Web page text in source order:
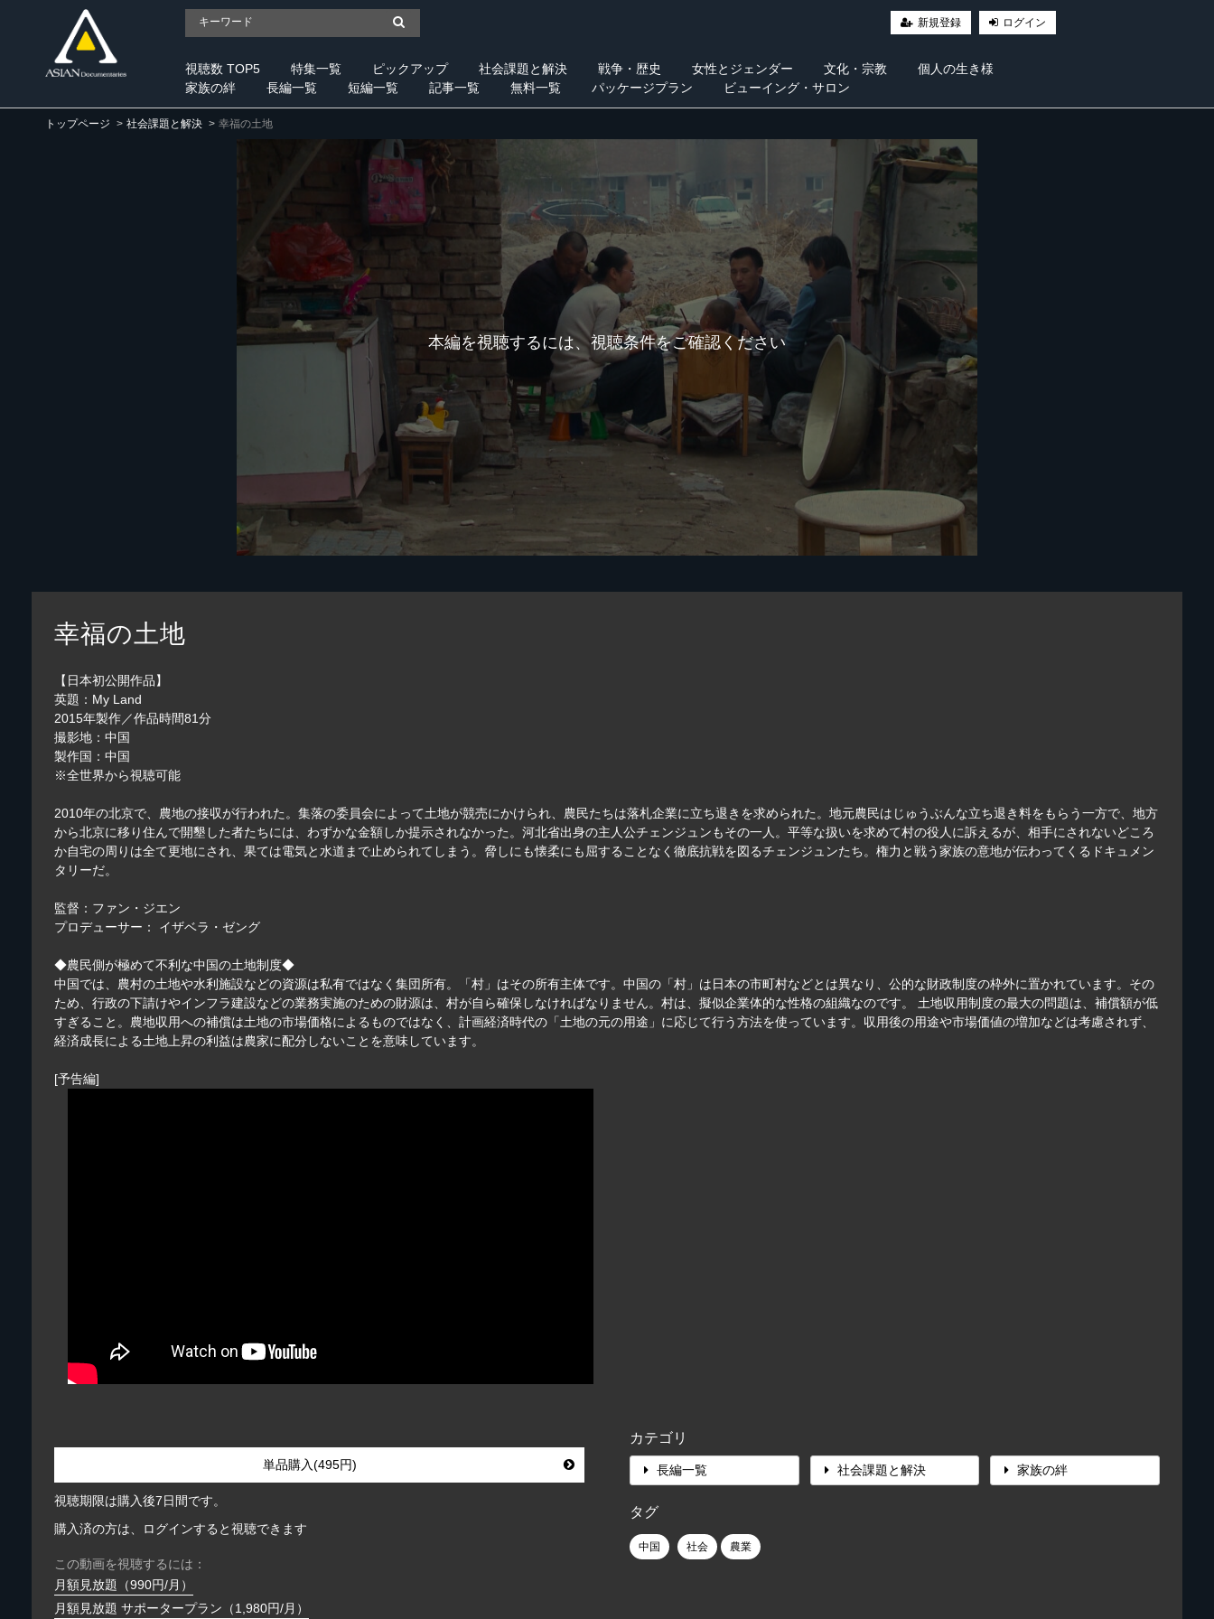
新規登録 ログイン
視聴数 TOP5 特集一覧 ピックアップ 社会課題と解決 戦争・歴史 女性とジェンダー 文化・宗教
個人の生き様
家族の絆
長編一覧 短編一覧 記事一覧 無料一覧 パッケージプラン ビューイング・サロン
トップページ 社会課題と解決 幸福の土地
本編を視聴するには、視聴条件をご確認ください
幸福の土地
【日本初公開作品】
英題：My Land
2015年製作／作品時間81分
撮影地：中国
製作国：中国
※全世界から視聴可能
2010年の北京で、農地の接収が行われた。集落の委員会によって土地が競売にかけられ、農民たちは落札企業に立ち退きを求められた。地元農民はじゅうぶんな立ち退き料をもらう一方で、地方
から北京に移り住んで開墾した者たちには、わずかな金額しか提示されなかった。河北省出身の主人公チェンジュンもその一人。平等な扱いを求めて村の役人に訴えるが、相手にされないどころ
か自宅の周りは全て更地にされ、果ては電気と水道まで止められてしまう。脅しにも懐柔にも屈することなく徹底抗戦を図るチェンジュンたち。権力と戦う家族の意地が伝わってくるドキュメン
タリーだ。
監督：ファン・ジエン
プロデューサー： イザベラ・ゼング
◆農民側が極めて不利な中国の土地制度◆
中国では、農村の土地や水利施設などの資源は私有ではなく集団所有。「村」はその所有主体です。中国の「村」は日本の市町村などとは異なり、公的な財政制度の枠外に置かれています。その
ため、行政の下請けやインフラ建設などの業務実施のための財源は、村が自ら確保しなければなりません。村は、擬似企業体的な性格の組織なのです。 土地収用制度の最大の問題は、補償額が低
すぎること。農地収用への補償は土地の市場価格によるものではなく、計画経済時代の「土地の元の用途」に応じて行う方法を使っています。収用後の用途や市場価値の増加などは考慮されず、
経済成長による土地上昇の利益は農家に配分しないことを意味しています。
[予告編]
単品購入(495円)
視聴期限は購入後7日間です。
購入済の方は、ログインすると視聴できます
この動画を視聴するには：
月額見放題（990円/月）
月額見放題 サポータープラン（1,980円/月）
カテゴリ
長編一覧 社会課題と解決 家族の絆
タグ
中国 社会 農業